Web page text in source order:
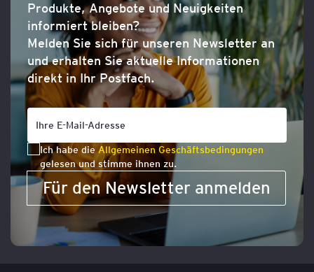
Produkte, Angebote und Neuigkeiten
informiert bleiben?
Melden Sie sich für unseren Newsletter an
und erhalten Sie aktuelle Informationen
direkt in Ihr Postfach.
Ich habe dieAllgemeinen Geschäftsbedingungen
gelesen und stimme ihnen zu.
Für den Newsletter anmelden